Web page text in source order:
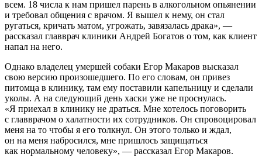
всем. 18 числа к нам пришел парень в алкогольном опьянении
и требовал общения с врачом. Я вышел к нему, он стал
ругаться, кричать матом, угрожать, завязалась драка», —
рассказал главврач клиники Андрей Богатов о том, как клиент
напал на него.
Однако владелец умершей собаки Егор Макаров высказал
свою версию произошедшего. По его словам, он привез
питомца в клинику, там ему поставили капельницу и сделали
уколы. А на следующий день хаски уже не проснулась.
«Я приехал в клинику не драться. Мне хотелось поговорить
с главврачом о халатности их сотрудников. Он спровоцировал
меня на то чтобы я его толкнул. Он этого только и ждал,
он на меня набросился, мне пришлось защищаться
как нормальному человеку», — рассказал Егор Макаров.